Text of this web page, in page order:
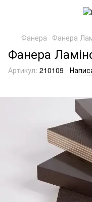
Фанера Фанера
Фанера
Артикул: 210109